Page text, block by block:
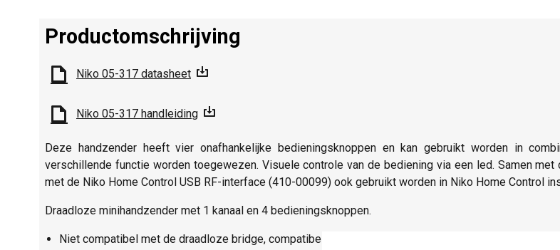
Productomschrijving
Niko 05-317 datasheet
Niko 05-317 handleiding
Deze handzender heeft vier onafhankelijke bedieningsknoppen en kan gebruikt worden in
verschillende functie worden toegewezen. Visuele controle van de bediening via een led. Samen
met de Niko Home Control USB RF-interface (410-00099) ook gebruikt worden in Niko Home Control
Draadloze minihandzender met 1 kanaal en 4 bedieningsknoppen.
Niet compatibel met de draadloze bridge, compatibel met de draadloze slimme hub